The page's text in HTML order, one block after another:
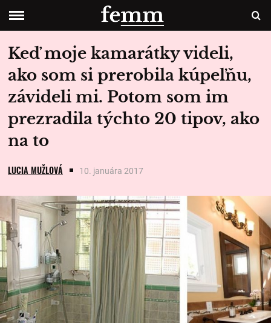
Keď moje kamarátky videli,
ako som si prerobila kúpeľňu,
závideli mi. Potom som im
prezradila týchto 20 tipov, ako
na to
LUCIA MUŽLOVÁ 10. januára 2017